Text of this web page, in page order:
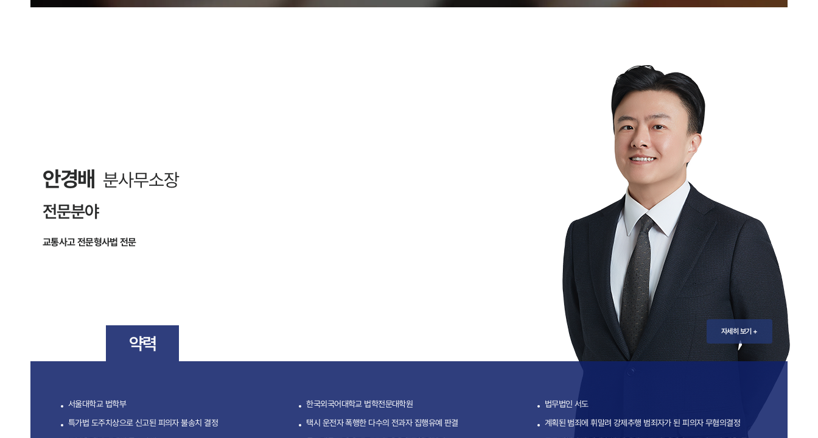
안경배 분사무소장
전문분야
교통사고 전문형사법 전문
자세히 보기 +
약력
서울대학교 법학부 한국외국어대학교 법학전문대학원
법무법인 서도
특가법 도주치상으로 신고된 피의자 불송치 결정
택시 운전자 폭행한 다수의 전과자 집행유예 판결
계획된 범죄에 휘말려 강제추행 범죄자가 된 피의자 무혐의결정